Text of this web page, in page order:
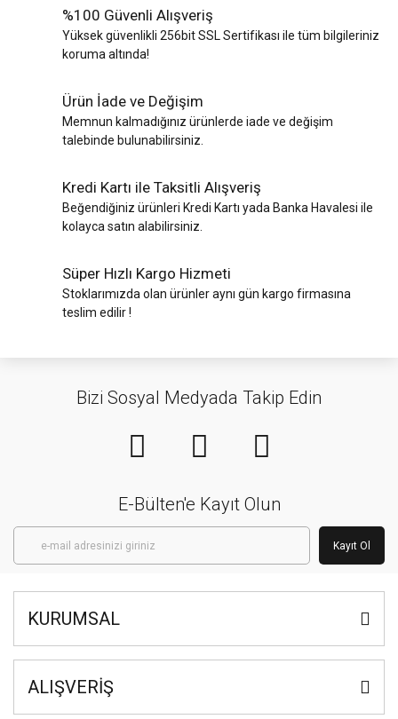
%100 Güvenli Alışveriş
Yüksek güvenlikli 256bit SSL Sertifikası ile tüm bilgileriniz
koruma altında!
Ürün İade ve Değişim
Memnun kalmadığınız ürünlerde iade ve değişim
talebinde bulunabilirsiniz.
Kredi Kartı ile Taksitli Alışveriş
Beğendiğiniz ürünleri Kredi Kartı yada Banka Havalesi ile
kolayca satın alabilirsiniz.
Süper Hızlı Kargo Hizmeti
Stoklarımızda olan ürünler aynı gün kargo firmasına
teslim edilir !
Bizi Sosyal Medyada Takip Edin
E-Bülten'e Kayıt Olun
Kayıt Ol
KURUMSAL
ALIŞVERİŞ